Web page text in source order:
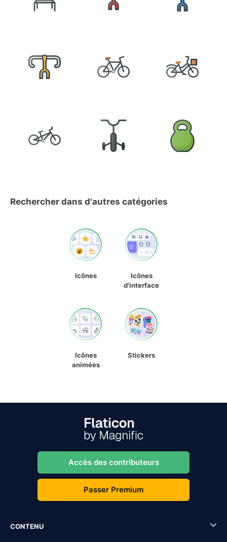
Rechercher dans d'autres catégories
Icônes
Icônes
d'interface
Icônes
animées
Stickers
Accès des contributeurs
Passer Premium
CONTENU